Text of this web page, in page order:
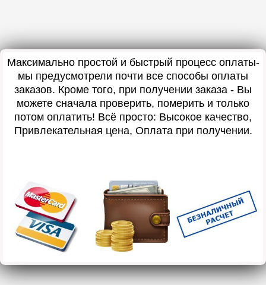
Максимально простой и быстрый процесс оплаты-
мы предусмотрели почти все способы оплаты
заказов. Кроме того, при получении заказа - Вы
можете сначала проверить, померить и только
потом оплатить! Всё просто: Высокое качество,
Привлекательная цена, Оплата при получении.